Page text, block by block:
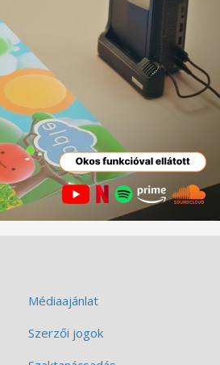
Médiaajánlat
Szerzői jogok